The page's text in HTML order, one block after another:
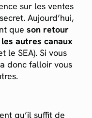
sur les ventes
Aujourd’hui,
que son retour
autres canaux
le SEA). Si vous
donc falloir vous
qu’il suffit de